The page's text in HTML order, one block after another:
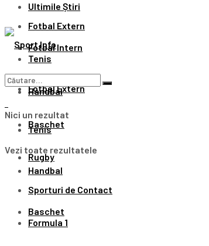
Fotbal Extern
Tenis
Handbal
Baschet
Rugby
Sporturi de Contact
Formula 1
Ultimile Știri
Fotbal Intern
Fotbal Extern
Tenis
Handbal
Baschet
Nici un rezultat
Vezi toate rezultatele